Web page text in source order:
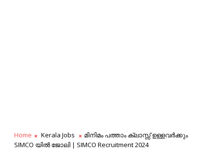
Home Kerala Jobs
മിനിമം പത്താം ക്ലാസ്സ്‌ ഉള്ളവര്‍ക്കും
SIMCO യില്‍ ജോലി | SIMCO Recruitment 2024